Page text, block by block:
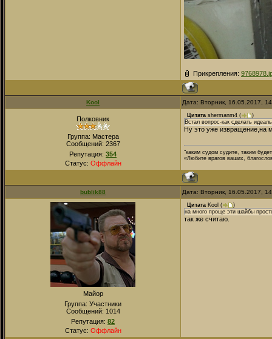
Прикрепления:
Kool Дата: Вторник, 16.05.2017,
Полковник
Группа: Мастера
Сообщений: 2367
Репутация: 354
Статус: Оффлайн
Цитата shermanm4 (
)
Встал вопрос-как сделать
Ну это уже извращение,на
"каким судом судите, таким
«Любите врагов ваших,
bublik88 Дата: Вторник, 16.05.2017,
Майор
Группа: Участники
Сообщений: 1014
Репутация: 82
Статус: Оффлайн
Цитата Kool (
)
на много проще эти шайбы
так же считаю.